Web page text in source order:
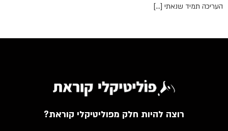
העריכה תמיד שנאתי […]
רוצה להיות חלק מפוליטיקלי קוראת?